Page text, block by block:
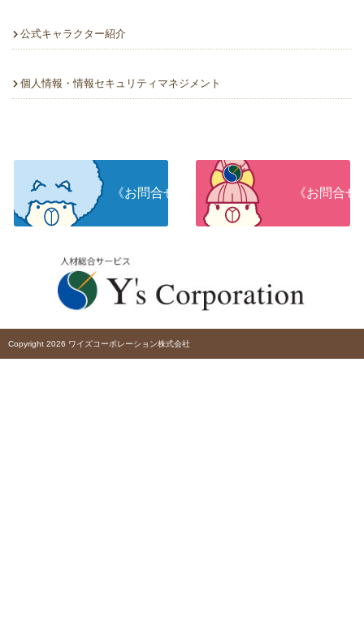
公式キャラクター紹介
個人情報・情報セキュリティマネジメント
《お問合せ》人材をお探しの企業さま
《お問合
Copyright 2026 ワイズコーポレーション株式会社